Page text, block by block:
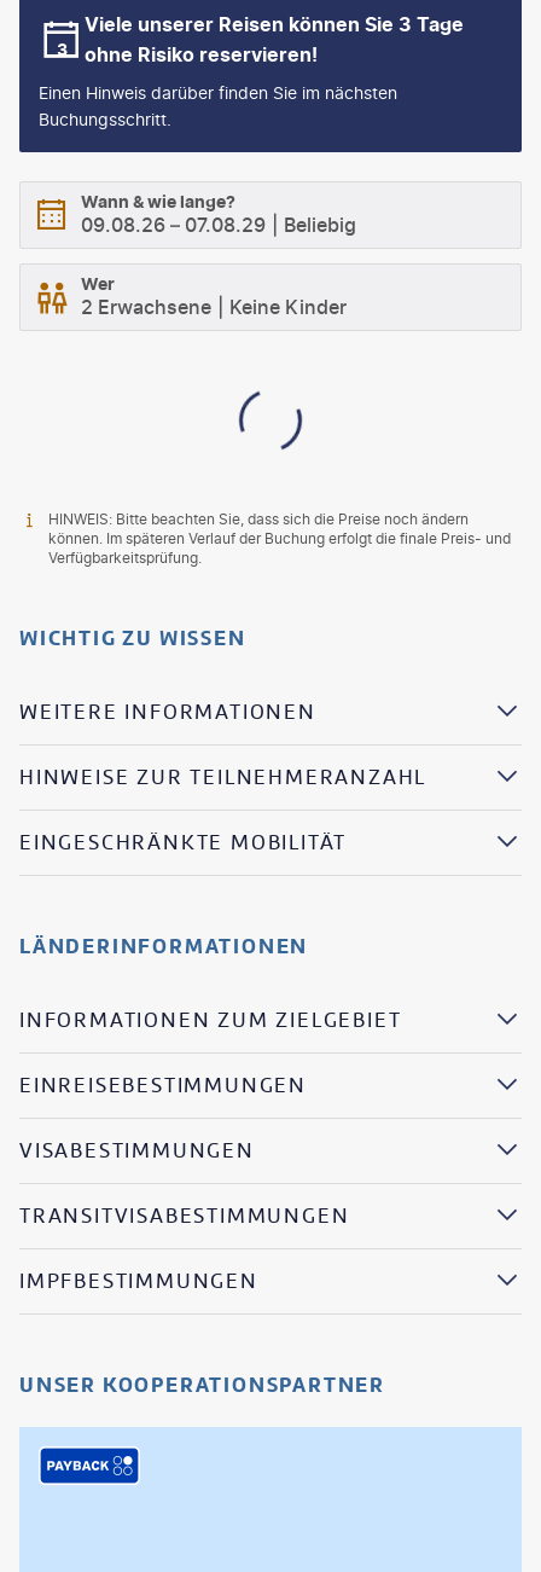
Viele unserer Reisen können Sie 3 Tage
ohne Risiko reservieren!
Einen Hinweis darüber finden Sie im nächsten
Buchungsschritt.
Wann & wie lange?
09.08.26 – 07.08.29 Beliebig
Wer
2 Erwachsene Keine Kinder
HINWEIS: Bitte beachten Sie, dass sich die Preise noch ändern
können. Im späteren Verlauf der Buchung erfolgt die finale Preis- und
Verfügbarkeitsprüfung.
WICHTIG ZU WISSEN
WEITERE INFORMATIONEN
HINWEISE ZUR TEILNEHMERANZAHL
EINGESCHRÄNKTE MOBILITÄT
LÄNDERINFORMATIONEN
INFORMATIONEN ZUM ZIELGEBIET
EINREISEBESTIMMUNGEN
VISABESTIMMUNGEN
TRANSITVISABESTIMMUNGEN
IMPFBESTIMMUNGEN
UNSER KOOPERATIONSPARTNER